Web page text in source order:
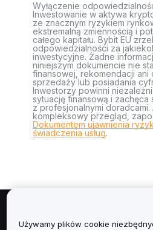
Wyłączenie
Inwestowanie w aktywa
ze znacznym ryzykiem
ekstremalną zmiennością i
całego kapitału. Bybit EU
odpowiedzialności za
inwestycyjne. Żadne
niniejszym dokumencie nie
finansowej, rekomendacji ani
sprzedaży lub posiadania
Inwestorzy powinni
sytuację finansową i zachęca
z profesjonalnymi doradcami.
kompleksowy przegląd,
Dokumentem ujawnienia
świadczenia usług.
Informacje
Używamy plików cookie